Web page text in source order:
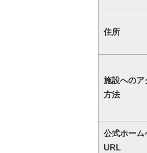
住所
施設へのア
方法
公式ホーム
URL